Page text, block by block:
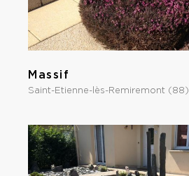
Massif
Saint-Etienne-lès-Remiremont (88)